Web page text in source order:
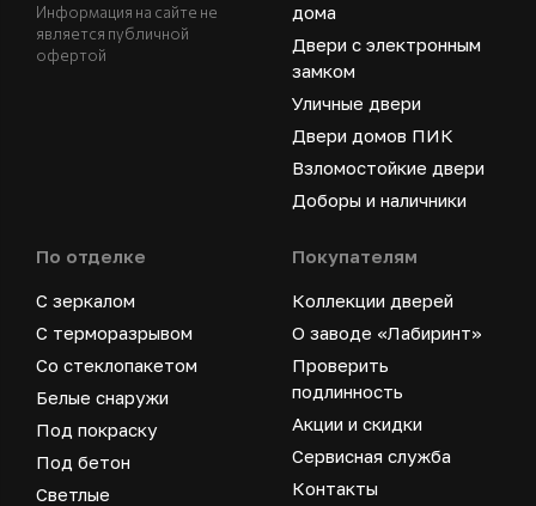
Информация на сайте не
является публичной
офертой
дома
Двери с электронным
замком
Уличные двери
Двери домов ПИК
Взломостойкие двери
Доборы и наличники
По отделке
С зеркалом
С терморазрывом
Со стеклопакетом
Белые снаружи
Под покраску
Под бетон
Светлые
Покупателям
Коллекции дверей
О заводе «Лабиринт»
Проверить
подлинность
Акции и скидки
Сервисная служба
Контакты